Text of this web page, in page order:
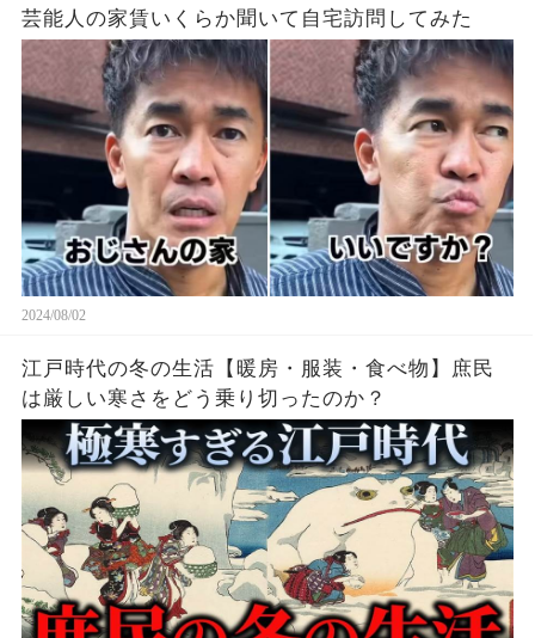
芸能人の家賃いくらか聞いて自宅訪問してみた
2024/08/02
江戸時代の冬の生活【暖房・服装・食べ物】庶民
は厳しい寒さをどう乗り切ったのか？